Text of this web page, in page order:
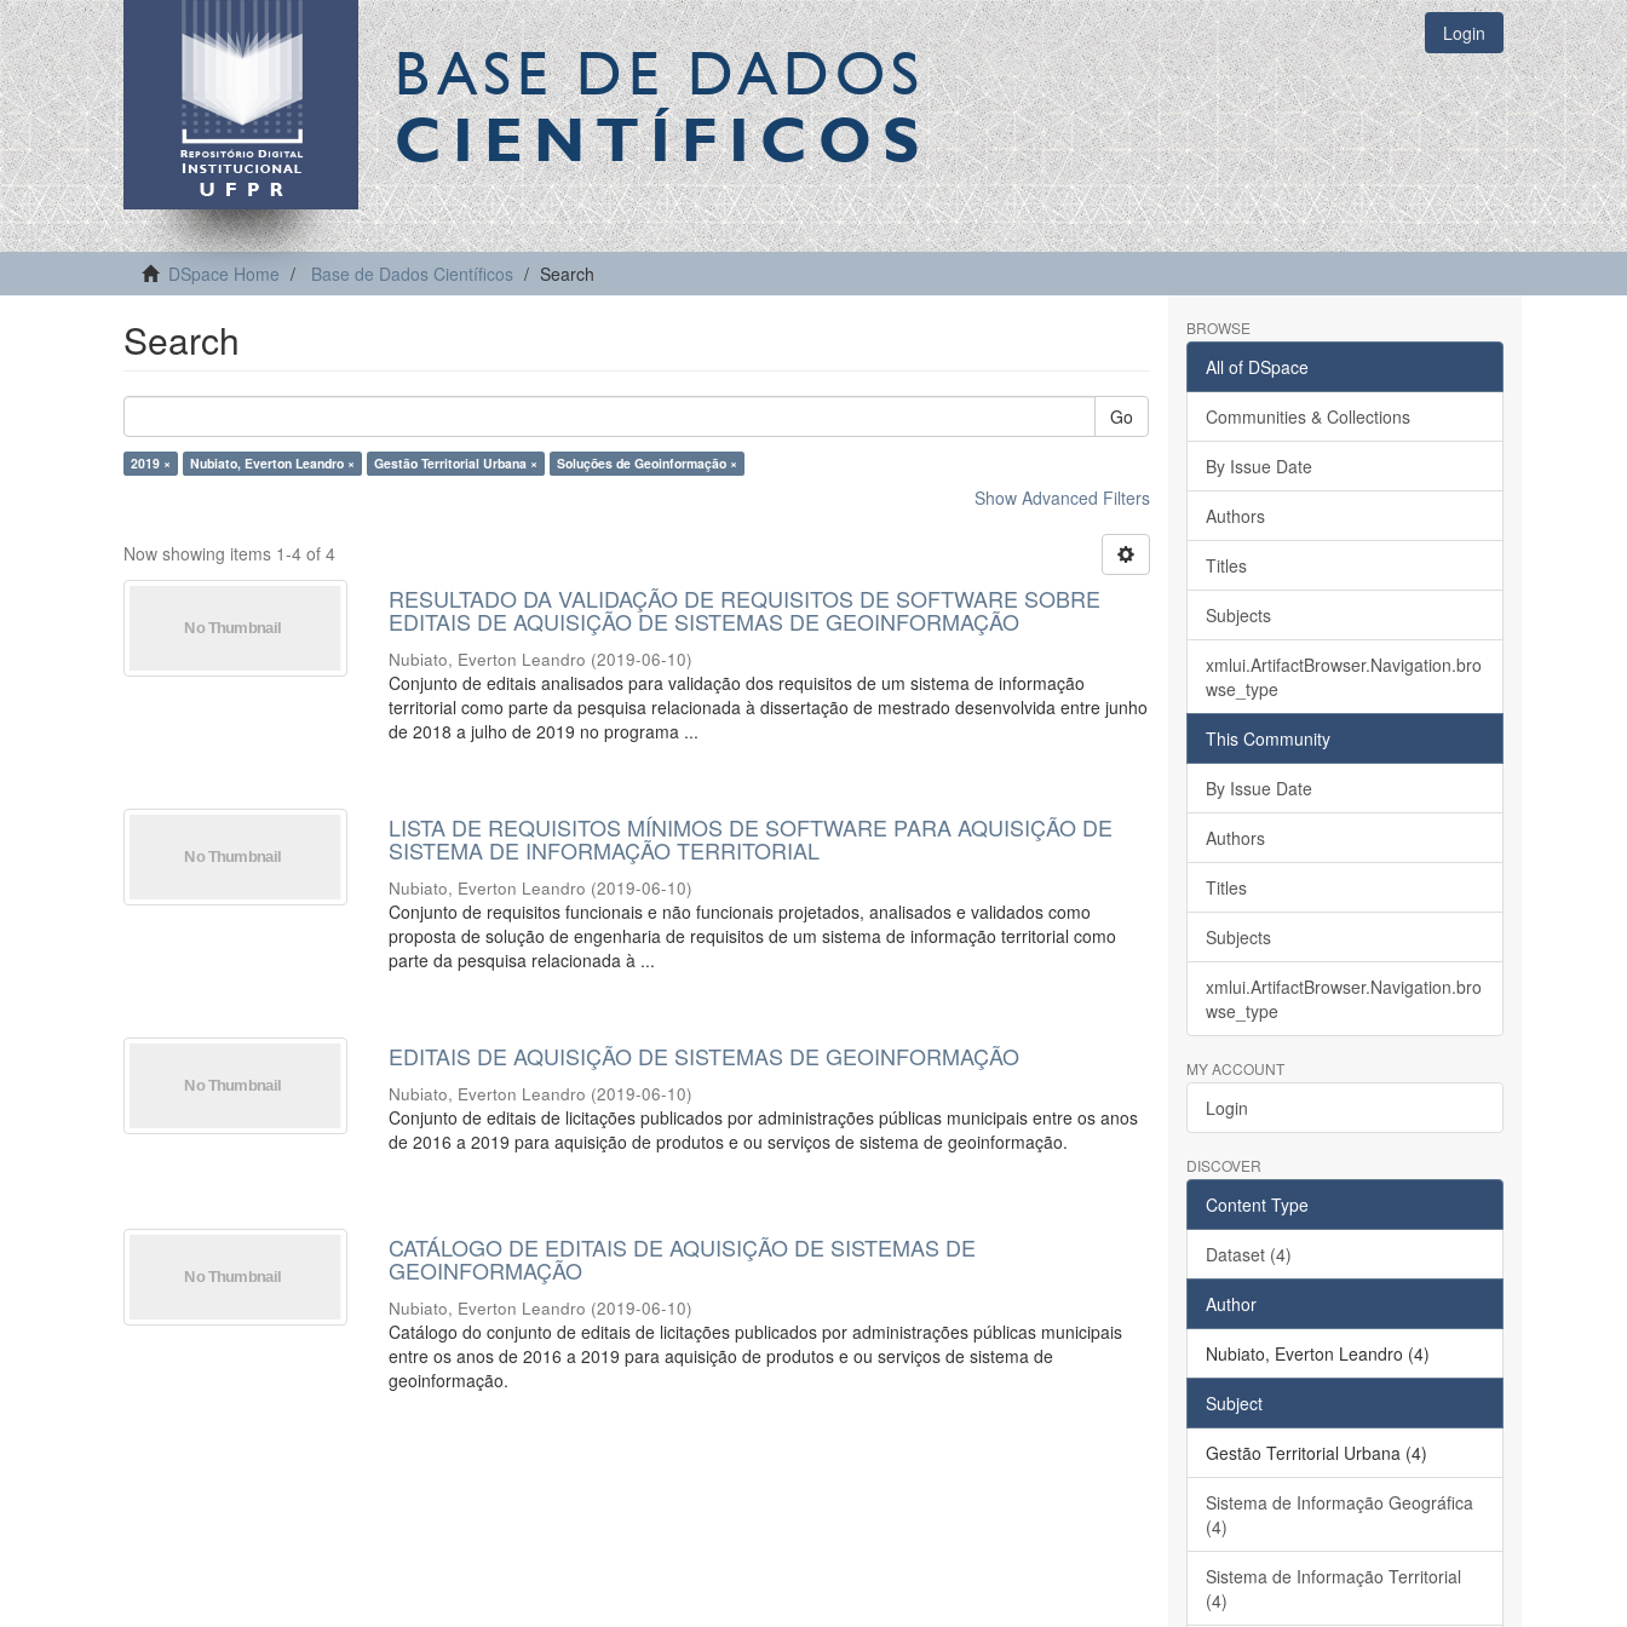
BASE DE DADOS
CIENTÍFICOS
Login
DSpace Home Base de Dados Científicos Search
Search
Go
2019 × Nubiato, Everton Leandro × Gestão Territorial Urbana × Soluções de Geoinformação ×
Show Advanced Filters
Now showing items 1-4 of 4
RESULTADO DA VALIDAÇÃO DE REQUISITOS DE SOFTWARE SOBRE
EDITAIS DE AQUISIÇÃO DE SISTEMAS DE GEOINFORMAÇÃO
Nubiato, Everton Leandro (2019-06-10)
Conjunto de editais analisados para validação dos requisitos de um sistema de informação
territorial como parte da pesquisa relacionada à dissertação de mestrado desenvolvida entre junho
de 2018 a julho de 2019 no programa ...
LISTA DE REQUISITOS MÍNIMOS DE SOFTWARE PARA AQUISIÇÃO DE
SISTEMA DE INFORMAÇÃO TERRITORIAL
Nubiato, Everton Leandro (2019-06-10)
Conjunto de requisitos funcionais e não funcionais projetados, analisados e validados como
proposta de solução de engenharia de requisitos de um sistema de informação territorial como
parte da pesquisa relacionada à ...
EDITAIS DE AQUISIÇÃO DE SISTEMAS DE GEOINFORMAÇÃO
Nubiato, Everton Leandro (2019-06-10)
Conjunto de editais de licitações publicados por administrações públicas municipais entre os anos
de 2016 a 2019 para aquisição de produtos e ou serviços de sistema de geoinformação.
CATÁLOGO DE EDITAIS DE AQUISIÇÃO DE SISTEMAS DE
GEOINFORMAÇÃO
Nubiato, Everton Leandro (2019-06-10)
Catálogo do conjunto de editais de licitações publicados por administrações públicas municipais
entre os anos de 2016 a 2019 para aquisição de produtos e ou serviços de sistema de
geoinformação.
BROWSE
All of DSpace
Communities & Collections
By Issue Date
Authors
Titles
Subjects
xmlui.ArtifactBrowser.Navigation.bro
wse_type
This Community
By Issue Date
Authors
Titles
Subjects
xmlui.ArtifactBrowser.Navigation.bro
wse_type
MY ACCOUNT
Login
DISCOVER
Content Type
Dataset (4)
Author
Nubiato, Everton Leandro (4)
Subject
Gestão Territorial Urbana (4)
Sistema de Informação Geográfica
(4)
Sistema de Informação Territorial
(4)